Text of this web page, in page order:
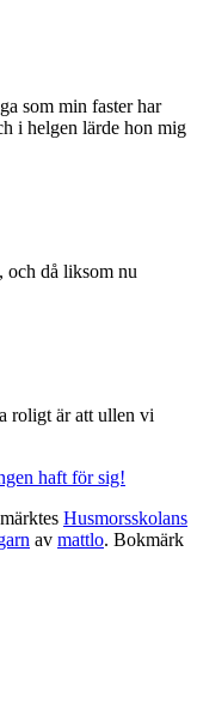
som min faster har
i helgen lärde hon mig
och då liksom nu
roligt är att ullen vi
haft för sig!
Husmorsskolans
av mattlo. Bokmärk